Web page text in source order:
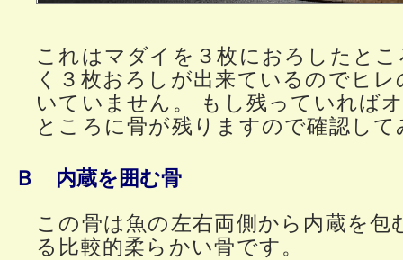
これはマダイを３枚におろしたと
く３枚おろしが出来ているのでヒ
いていません。 もし残っていれば
ところに骨が残りますので確認し
Ｂ 内蔵を囲む骨
この骨は魚の左右両側から内蔵を
る比較的柔らかい骨です。